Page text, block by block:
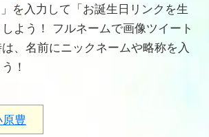
を入力して「お誕生日リンクを生
よう！ フルネームで画像ツイート
、名前にニックネームや略称を入
！
豊